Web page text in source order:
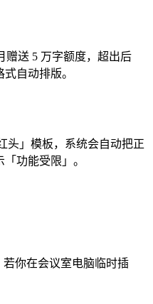
赠送 5 万字额度，超出后
自动排版。
头」模板，系统会自动把正
功能受限」。
你在会议室电脑临时插